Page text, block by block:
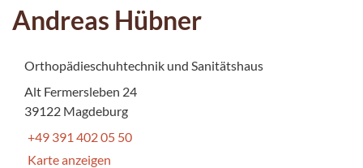
Andreas Hübner
Orthopädieschuhtechnik und Sanitätshaus
Alt Fermersleben 24
39122 Magdeburg
+49 391 402 05 50
Karte anzeigen